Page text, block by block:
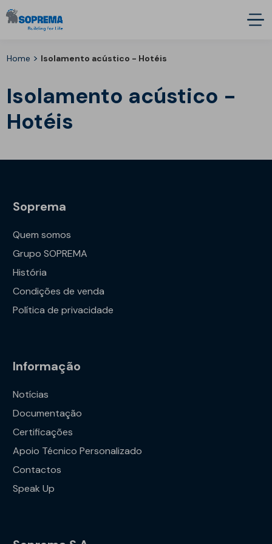
Home > Isolamento acústico - Hotéis
Isolamento acústico -
Hotéis
Soprema
Quem somos
Grupo SOPREMA
História
Condições de venda
Política de privacidade
Informação
Notícias
Documentação
Certificações
Apoio Técnico Personalizado
Contactos
Speak Up